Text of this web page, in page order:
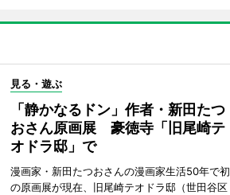
見る・遊ぶ
「静かなるドン」作者・新田たつ
おさん原画展 豪徳寺「旧尾崎テ
オドラ邸」で
漫画家・新田たつおさんの漫画家生活50年で初
の原画展が現在、旧尾崎テオドラ邸（世田谷区